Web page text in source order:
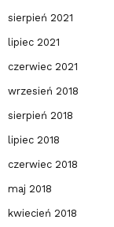
sierpień 2021
lipiec 2021
czerwiec 2021
wrzesień 2018
sierpień 2018
lipiec 2018
czerwiec 2018
maj 2018
kwiecień 2018